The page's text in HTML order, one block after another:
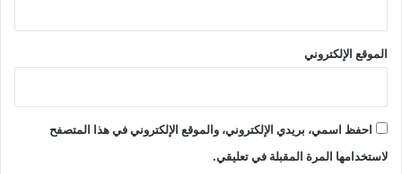
الموقع الإلكتروني
احفظ اسمي، بريدي الإلكتروني، والموقع الإلكتروني في هذا المتصفح
لاستخدامها المرة المقبلة في تعليقي.